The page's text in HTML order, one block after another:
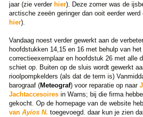
jaar (zie verder hier). Deze zomer was de
arctische zeeën geringer dan ooit eerder
hier).
Vandaag noest verder gewerkt aan de
hoofdstukken 14,15 en 16 met behulp van het
correctieexemplaar en hoofdstuk 26 met alle
schiet op. Buiten op de sluis wordt gewerkt
rioolpompkelders (als dat de term is)
barograaf (Meteograf) voor reparatie op naar
Jachtaccesoiresin Warns; bij die firma
gekocht. Op de homepage van de website
van Ayíos N. toegevoegd. daar kun je zien